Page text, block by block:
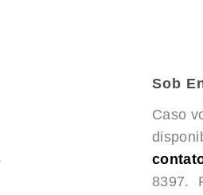
Sob
Caso
8397.